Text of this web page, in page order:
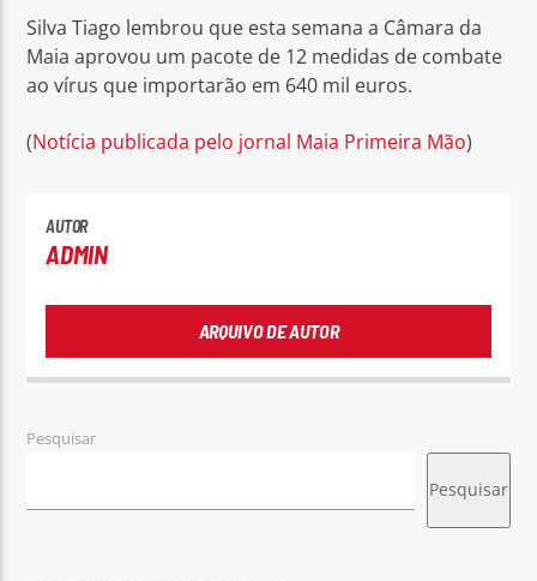
Silva Tiago lembrou que esta semana a Câmara da
Maia aprovou um pacote de 12 medidas de combate
ao vírus que importarão em 640 mil euros.
(Notícia publicada pelo jornal Maia Primeira Mão)
AUTOR
ADMIN
ARQUIVO DE AUTOR
Pesquisar
Pesquisar